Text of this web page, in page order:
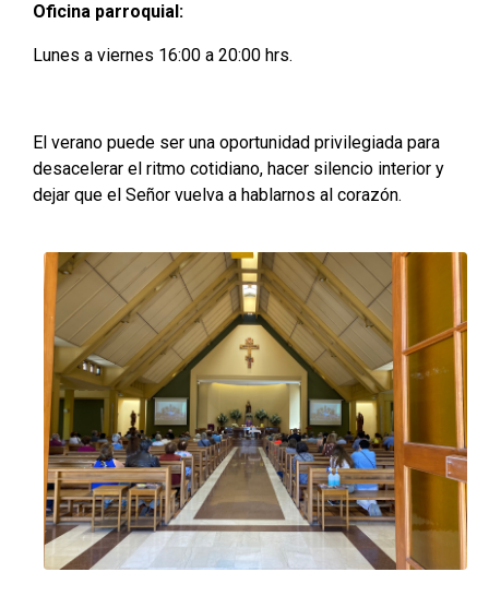
Oficina parroquial:
Lunes a viernes 16:00 a 20:00 hrs.
El verano puede ser una oportunidad privilegiada para
desacelerar el ritmo cotidiano, hacer silencio interior y
dejar que el Señor vuelva a hablarnos al corazón.